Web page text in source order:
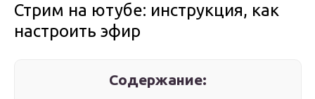
Стрим на ютубе: инструкция, как
настроить эфир
Содержание: